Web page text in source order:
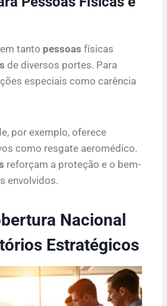
tanto pessoas físicas
de diversos portes. Para
especiais como carência
por exemplo, oferece
como resgate aeromédico.
reforçam a proteção e o bem-
envolvidos.
Nacional
Estratégicos